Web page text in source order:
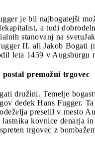
je bil najbogatejši
a tudi
stanovanj na svetu
II. ali Jakob Bogati
leta 1459 v Augsburgu
premožni trgovec
družini. Temelje
dedek Hans Fugger.
preselil v mesto
kovnice denarja
trgovec z